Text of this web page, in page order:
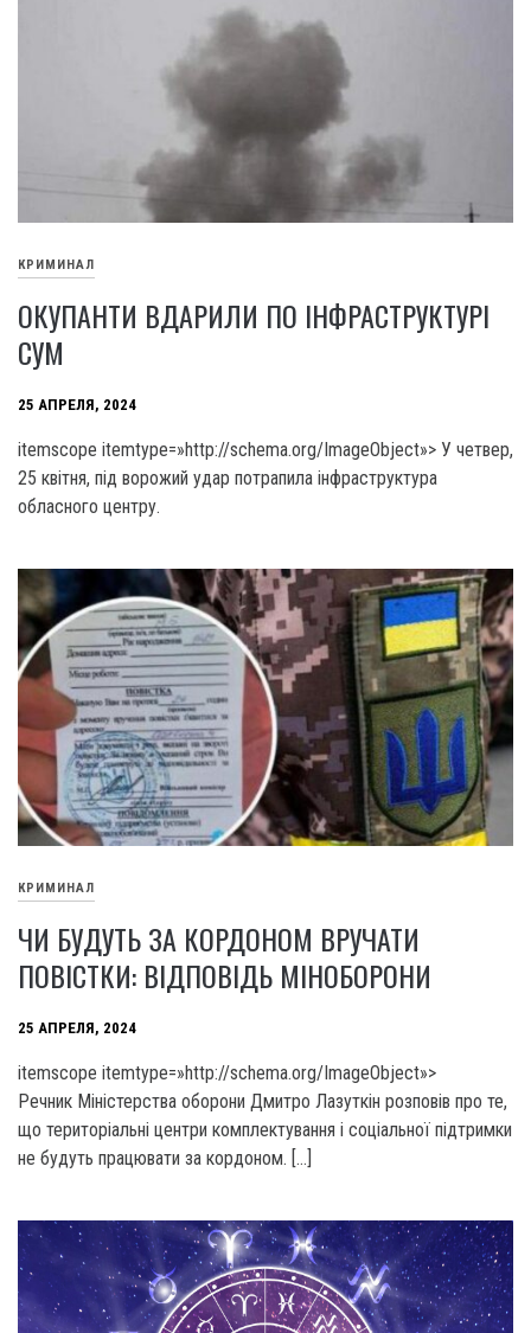
КРИМИНАЛ
ОКУПАНТИ ВДАРИЛИ ПО ІНФРАСТРУКТУРІ
СУМ
25 АПРЕЛЯ, 2024
itemscope itemtype=»http://schema.org/ImageObject»> У четвер,
25 квітня, під ворожий удар потрапила інфраструктура
обласного центру.
КРИМИНАЛ
ЧИ БУДУТЬ ЗА КОРДОНОМ ВРУЧАТИ
ПОВІСТКИ: ВІДПОВІДЬ МІНОБОРОНИ
25 АПРЕЛЯ, 2024
itemscope itemtype=»http://schema.org/ImageObject»>
Речник Міністерства оборони Дмитро Лазуткін розповів про те,
що територіальні центри комплектування і соціальної підтримки
не будуть працювати за кордоном. […]